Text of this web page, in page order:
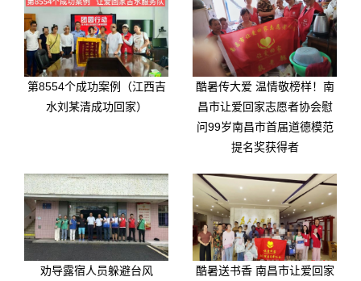
第8554个成功案例（江西吉
水刘某清成功回家）
酷暑传大爱 温情敬榜样！南
昌市让爱回家志愿者协会慰
问99岁南昌市首届道德模范
提名奖获得者
劝导露宿人员躲避台风
酷暑送书香 南昌市让爱回家